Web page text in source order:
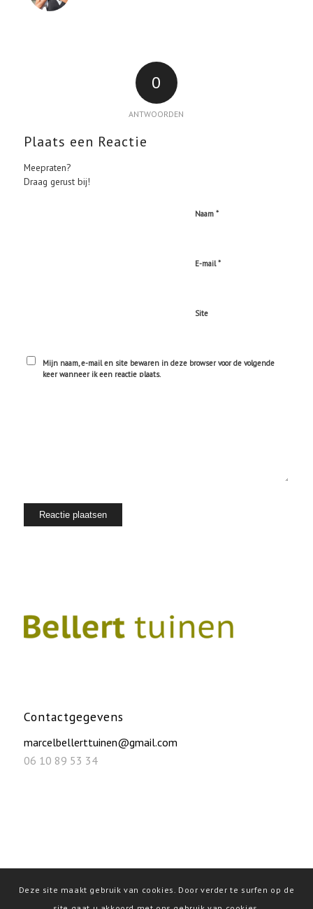
0
ANTWOORDEN
Plaats een Reactie
Meepraten?
Draag gerust bij!
Naam *
E-mail*
Site
Mijn naam, e-mail en site bewaren in deze browser voor de volgende
keer wanneer ik een reactie plaats.
Contactgegevens
marcelbellerttuinen@gmail.com
06 10 89 53 34
Deze site maakt gebruik van cookies. Door verder te surfen op de